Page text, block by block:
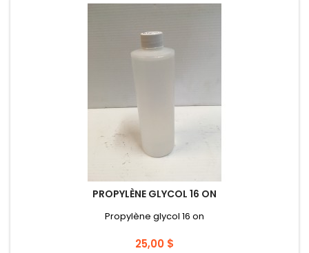
PROPYLÈNE GLYCOL 16 ON
Propylène glycol 16 on
Prix
25,00 $